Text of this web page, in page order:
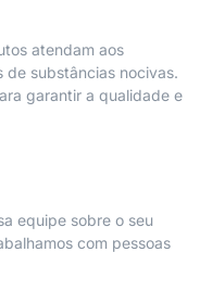
atendam aos
de substâncias nocivas.
garantir a qualidade e
equipe sobre o seu
com pessoas